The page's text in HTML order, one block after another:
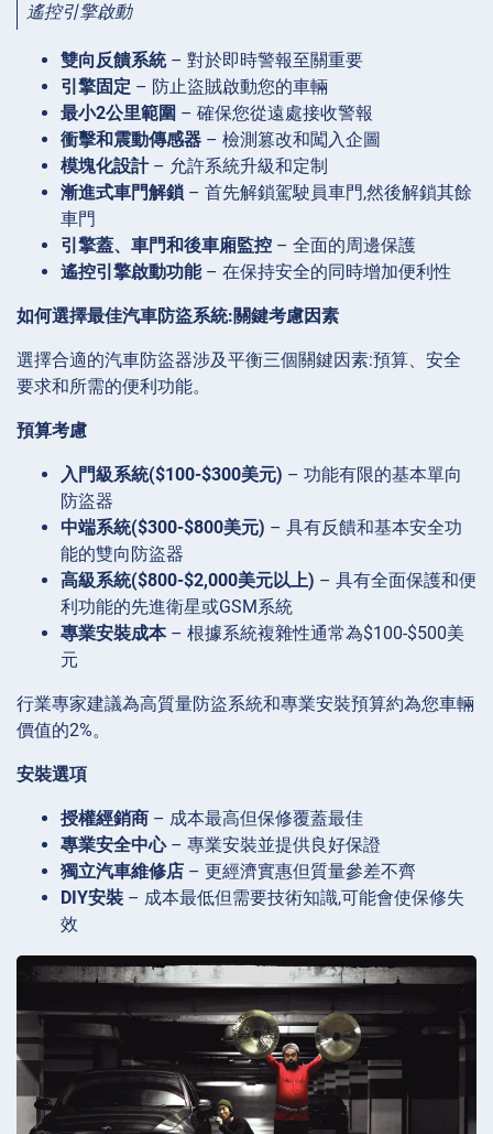
遙控引擎啟動
雙向反饋系統– 對於即時警報至關重要
引擎固定 – 防止盜賊啟動您的車輛
最小2公里範圍 – 確保您從遠處接收警報
衝擊和震動傳感器 – 檢測篡改和闖入企圖
模塊化設計– 允許系統升級和定制
漸進式車門解鎖 – 首先解鎖駕駛員車門,然後解鎖其餘
車門
引擎蓋、車門和後車廂監控 – 全面的周邊保護
遙控引擎啟動功能– 在保持安全的同時增加便利性
如何選擇最佳汽車防盜系統:關鍵考慮因素
選擇合適的汽車防盜器涉及平衡三個關鍵因素:預算、安全
要求和所需的便利功能。
預算考慮
入門級系統($100-$300美元) – 功能有限的基本單向
防盜器
中端系統($300-$800美元) – 具有反饋和基本安全功
能的雙向防盜器
高級系統($800-$2,000美元以上) – 具有全面保護和便
利功能的先進衛星或GSM系統
專業安裝成本– 根據系統複雜性通常為$100-$500美
元
行業專家建議為高質量防盜系統和專業安裝預算約為您車輛
價值的2%。
安裝選項
授權經銷商 – 成本最高但保修覆蓋最佳
專業安全中心– 專業安裝並提供良好保證
獨立汽車維修店 – 更經濟實惠但質量參差不齊
DIY安裝 – 成本最低但需要技術知識,可能會使保修失
效